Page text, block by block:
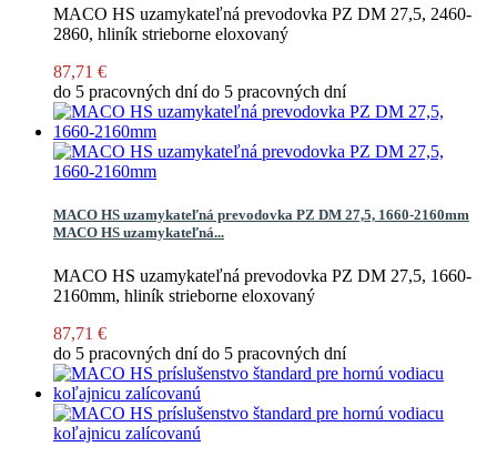
MACO HS uzamykateľná prevodovka PZ DM 27,5, 2460-
2860, hliník strieborne eloxovaný
87,71 €
do 5 pracovných dnído 5 pracovných dní
MACO HS uzamykateľná prevodovka PZ DM 27,5, 1660-2160mm
MACO HS uzamykateľná...
MACO HS uzamykateľná prevodovka PZ DM 27,5, 1660-
2160mm, hliník strieborne eloxovaný
87,71 €
do 5 pracovných dnído 5 pracovných dní